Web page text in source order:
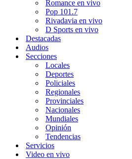
Romance en vivo
Pop 101.7
Rivadavia en vivo
D Sports en vivo
Destacadas
Audios
Secciones
Locales
Deportes
Policiales
Regionales
Provinciales
Nacionales
Mundiales
Opinión
Tendencias
Servicios
Video en vivo